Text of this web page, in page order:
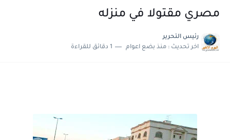
مصري مقتولا في منزله
رئيس التحرير
اخر تحديث : منذ بضع اعوام 1 دقائق للقراءة